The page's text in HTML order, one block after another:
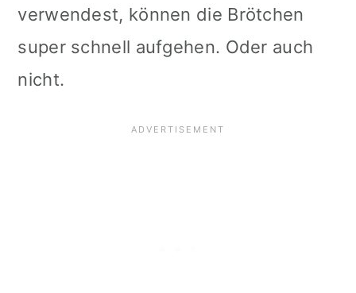
verwendest, können die Brötchen
super schnell aufgehen. Oder auch
nicht.